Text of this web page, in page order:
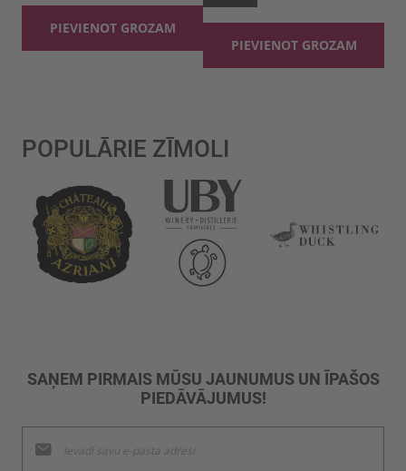
PIEVIENOT GROZAM
PIEVIENOT GROZAM
POPULĀRIE ZĪMOLI
SAŅEM PIRMAIS MŪSU JAUNUMUS UN ĪPAŠOS
PIEDĀVĀJUMUS!
jaunumu